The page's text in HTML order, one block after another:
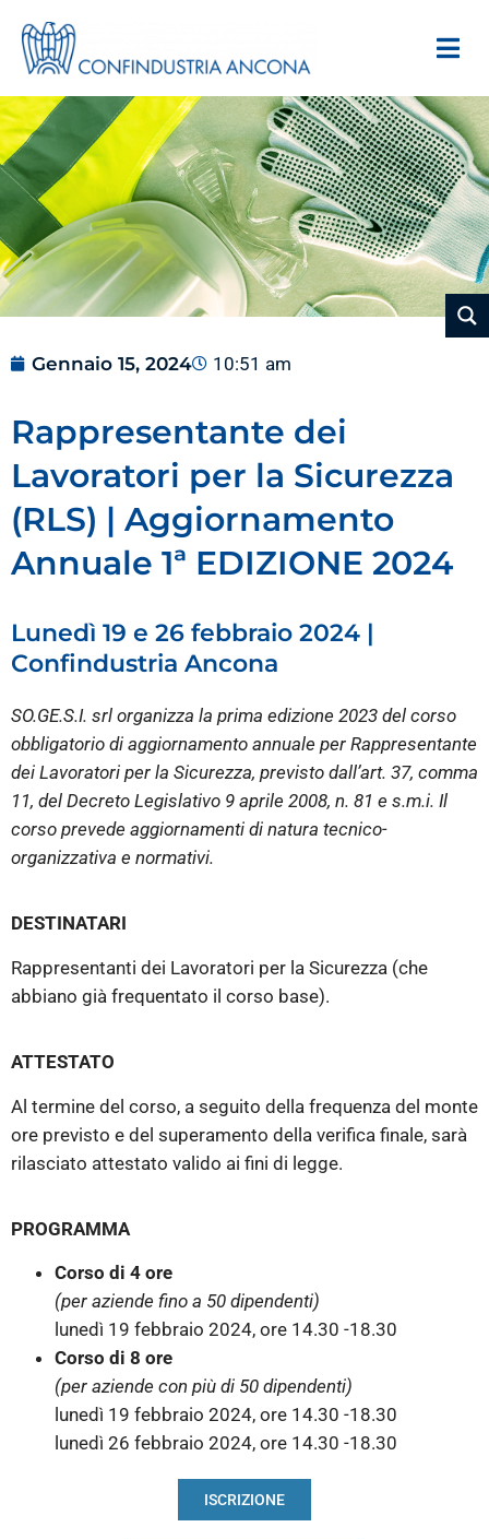
Gennaio 15, 2024 10:51 am
Rappresentante dei
Lavoratori per la Sicurezza
(RLS) | Aggiornamento
Annuale 1ª EDIZIONE 2024
Lunedì 19 e 26 febbraio 2024 |
Confindustria Ancona
SO.GE.S.I. srl organizza la prima edizione 2023 del corso
obbligatorio di aggiornamento annuale per Rappresentante
dei Lavoratori per la Sicurezza, previsto dall’art. 37, comma
11, del Decreto Legislativo 9 aprile 2008, n. 81 e s.m.i. Il
corso prevede aggiornamenti di natura tecnico-
organizzativa e normativi.
DESTINATARI
Rappresentanti dei Lavoratori per la Sicurezza (che
abbiano già frequentato il corso base).
ATTESTATO
Al termine del corso, a seguito della frequenza del monte
ore previsto e del superamento della verifica finale, sarà
rilasciato attestato valido ai fini di legge.
PROGRAMMA
Corso di 4 ore
(per aziende fino a 50 dipendenti)
lunedì 19 febbraio 2024, ore 14.30 -18.30
Corso di 8 ore
(per aziende con più di 50 dipendenti)
lunedì 19 febbraio 2024, ore 14.30 -18.30
lunedì 26 febbraio 2024, ore 14.30 -18.30
ISCRIZIONE